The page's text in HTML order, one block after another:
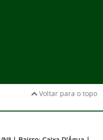
Voltar para o topo